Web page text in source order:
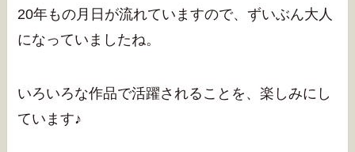
20年もの月日が流れていますので、ずいぶん大人
になっていましたね。
いろいろな作品で活躍されることを、楽しみにし
ています♪